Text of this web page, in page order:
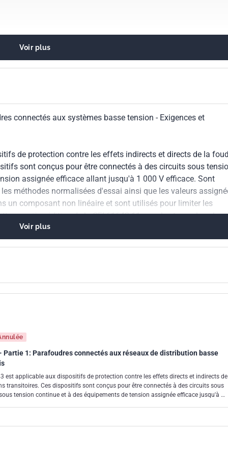
précédente peut encore être commandée en
Parafoudres
Voir plus
connectés aux systèmes basse tension - Exigences et
de protection contre les effets indirects et directs de la
sont conçus pour être connectés à des circuits sous
assignée efficace allant jusqu'à 1 000 V efficace. Sont
méthodes normalisées d'essai ainsi que les valeurs
un composant non linéaire et sont utilisés pour limiter les
première édition de la CEI 61643-11 annule et remplace la
Les modifications principales par rapport à la deuxième
et l'adaptation des procédures et séquences d'essai. NOTE:
la publication d'une nouvelle publication CEI, ou d'une
produits conformes aux nouvelles exigences et pour adapter
en communiquant avec le membre de votre local CEI Comité
Voir plus
Partie 1: Parafoudres connectés aux réseaux de distribution basse
est applicable aux dispositifs de protection contre les effets directs et indirects de
transitoires. Ces dispositifs sont conçus pour être connectés à des circuits sous
tension continue et à des équipements de tension assignée efficace jusqu'à 1